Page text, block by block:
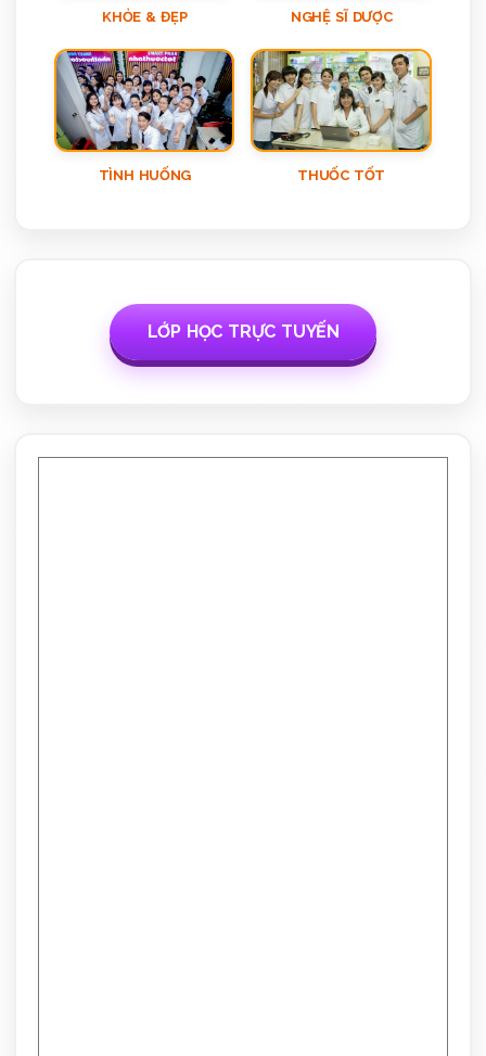
KHỎE & ĐẸP NGHỆ SĨ DƯỢC
TÌNH HUỐNG THUỐC TỐT
LỚP HỌC TRỰC TUYẾN